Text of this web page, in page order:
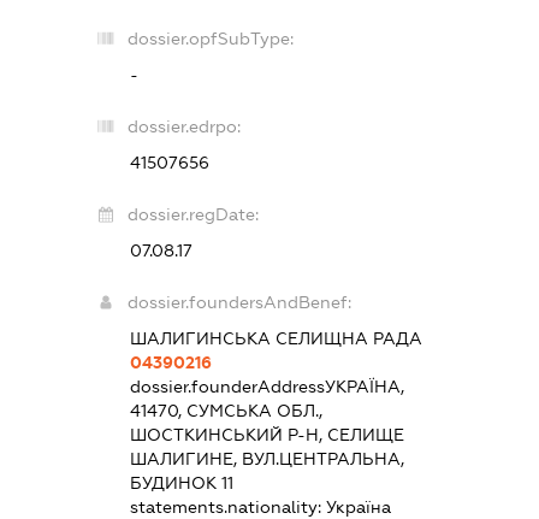
dossier.opfSubType:
-
dossier.edrpo:
41507656
dossier.regDate:
07.08.17
dossier.foundersAndBenef:
ШАЛИГИНСЬКА СЕЛИЩНА РАДА
04390216
dossier.founderAddressУКРАЇНА,
41470, СУМСЬКА ОБЛ.,
ШОСТКИНСЬКИЙ Р-Н, СЕЛИЩЕ
ШАЛИГИНЕ, ВУЛ.ЦЕНТРАЛЬНА,
БУДИНОК 11
statements.nationality:Україна